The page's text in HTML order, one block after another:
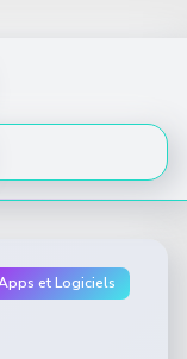
et Logiciels